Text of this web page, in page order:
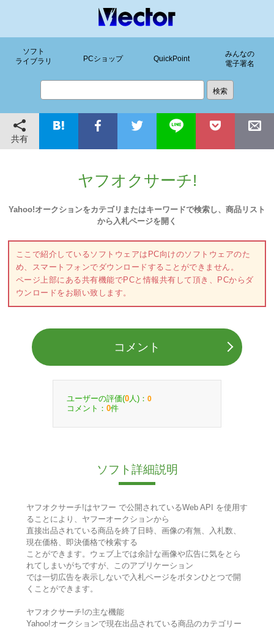
ソフト
ライブラリ
PCショップ QuickPoint
みんなの
電子署名
共有
ヤフオクサーチ!
Yahoo!オークションをカテゴリまたはキーワードで検索し、商品リスト
から入札ページを開く
ここで紹介しているソフトウェアはPC向けのソフトウェアのた
め、スマートフォンでダウンロードすることができません。
ページ上部にある共有機能でPCと情報共有して頂き、PCからダ
ウンロードをお願い致します。
コメント
ユーザーの評価(0 人)： 0
コメント： 0件
ソフト詳細説明
ヤフオクサーチ!はヤフー で公開されているWeb API を使用す
ることにより、ヤフーオークションから
直接出品されている商品を終了日時、画像の有無、入札数、
現在価格、即決価格で検索する
ことができます。ウェブ上では余計な画像や広告に気をとら
れてしまいがちですが、このアプリケーション
では一切広告を表示しないで入札ページをボタンひとつで開
くことができます。
ヤフオクサーチ!の主な機能
Yahoo!オークションで現在出品されている商品のカテゴリー